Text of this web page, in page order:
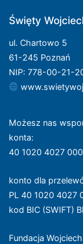
Święty
ul. Chartowo 5
61-245 Poznań
NIP: 778-00-21-
Możesz nas
konta:
40 1020 4027
konto dla
PL 40 1020 4027
kod BIC (SWIFT)
Fundacja Wojciech